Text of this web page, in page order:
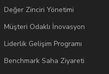
Değer Zinciri Yönetimi
Müşteri Odaklı İnovasyon
Liderlik Gelişim Programı
Benchmark Saha Ziyareti